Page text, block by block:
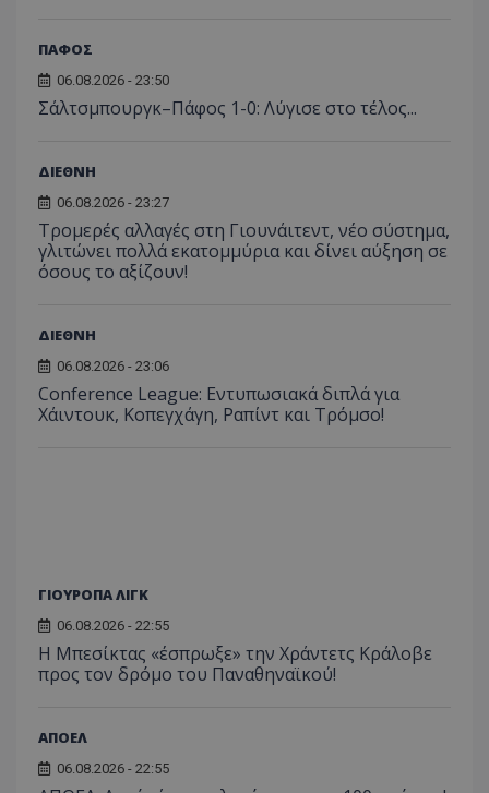
ΠΑΦΟΣ
06.08.2026 - 23:50
Σάλτσμπουργκ–Πάφος 1-0: Λύγισε στο τέλος...
ΔΙΕΘΝΗ
06.08.2026 - 23:27
Τρομερές αλλαγές στη Γιουνάιτεντ, νέο σύστημα,
γλιτώνει πολλά εκατομμύρια και δίνει αύξηση σε
όσους το αξίζουν!
ΔΙΕΘΝΗ
06.08.2026 - 23:06
Conference League: Εντυπωσιακά διπλά για
Χάιντουκ, Κοπεγχάγη, Ραπίντ και Τρόμσο!
ΓΙΟΥΡΟΠΑ ΛΙΓΚ
06.08.2026 - 22:55
Η Μπεσίκτας «έσπρωξε» την Χράντετς Κράλοβε
προς τον δρόμο του Παναθηναϊκού!
ΑΠΟΕΛ
06.08.2026 - 22:55